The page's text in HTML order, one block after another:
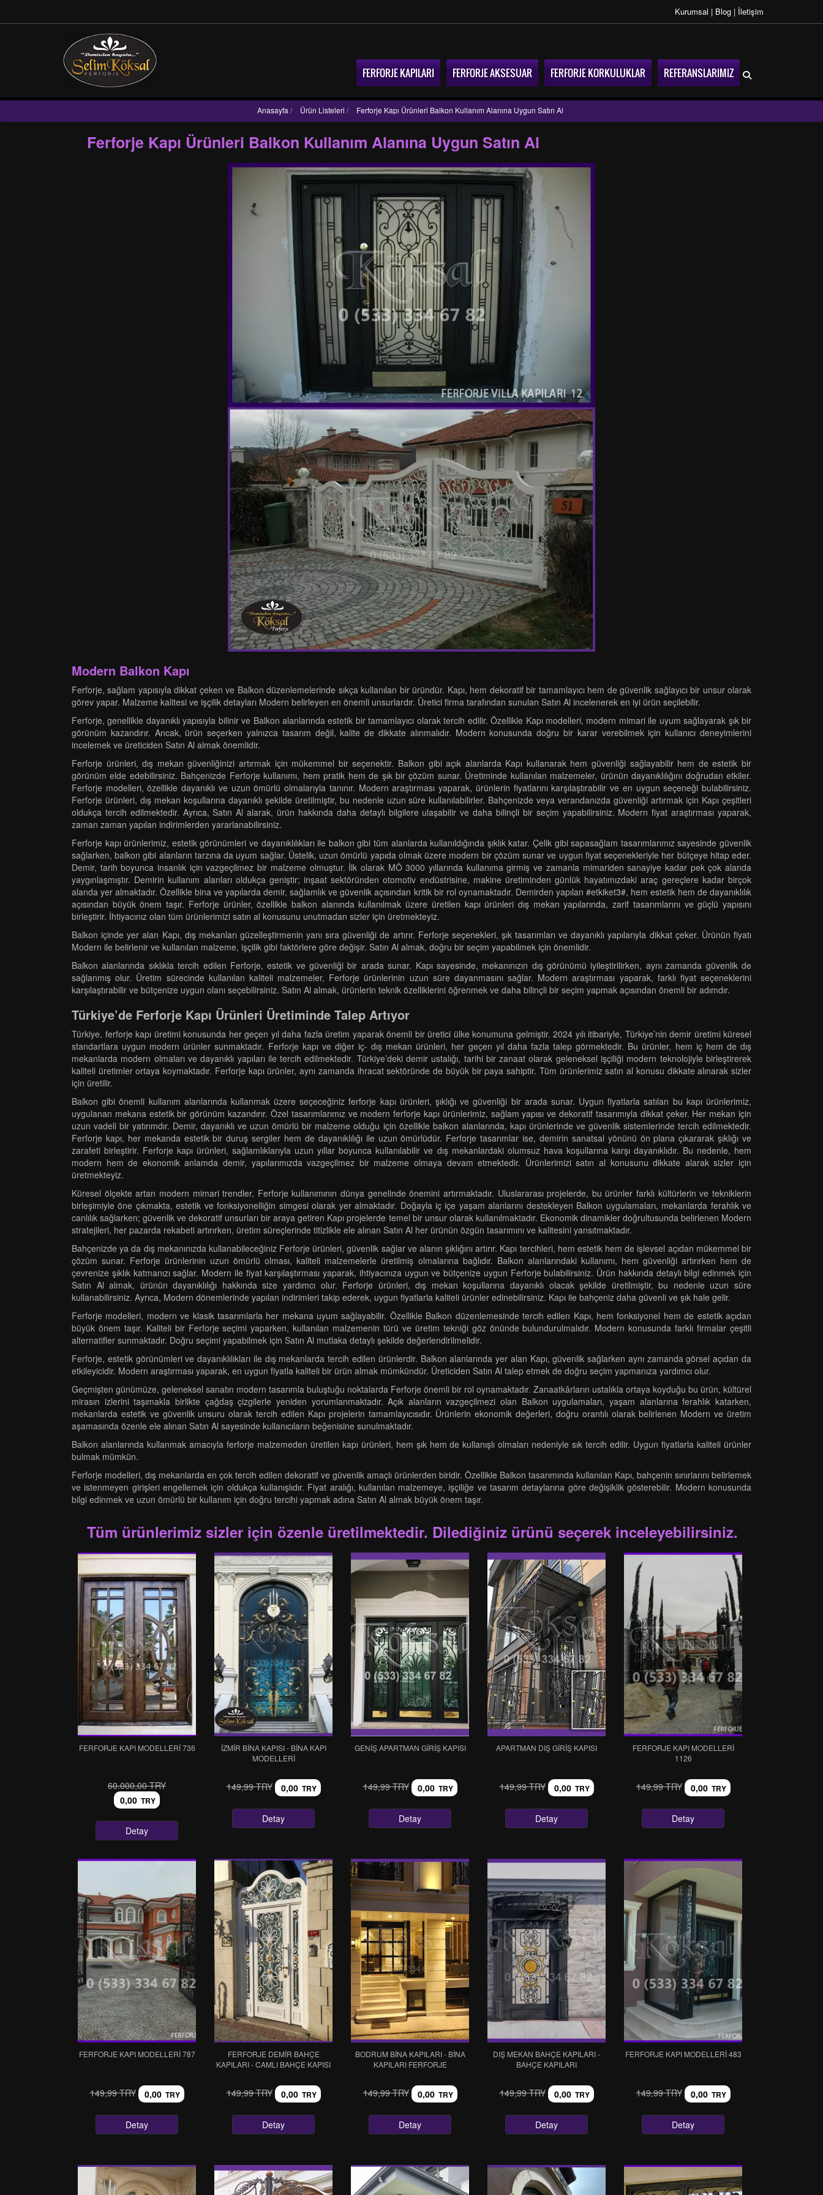
Kurumsal | Blog | İletişim
FERFORJE KAPILARI FERFORJE AKSESUAR FERFORJE KORKULUKLAR REFERANSLARIMIZ
Anasayfa / Ürün Listeleri / Ferforje Kapı Ürünleri Balkon Kullanım Alanına Uygun Satın Al
Ferforje Kapı Ürünleri Balkon Kullanım Alanına Uygun Satın Al
Modern Balkon Kapı
Ferforje, sağlam yapısıyla dikkat çeken ve Balkon düzenlemelerinde sıkça kullanılan bir üründür. Kapı, hem dekoratif bir tamamlayıcı hem de güvenlik sağlayıcı bir unsur olarak
görev yapar. Malzeme kalitesi ve işçilik detayları Modern belirleyen en önemli unsurlardır. Üretici firma tarafından sunulan Satın Al incelenerek en iyi ürün seçilebilir.
Ferforje, genellikle dayanıklı yapısıyla bilinir ve Balkon alanlarında estetik bir tamamlayıcı olarak tercih edilir. Özellikle Kapı modelleri, modern mimari ile uyum sağlayarak şık bir
görünüm kazandırır. Ancak, ürün seçerken yalnızca tasarım değil, kalite de dikkate alınmalıdır. Modern konusunda doğru bir karar verebilmek için kullanıcı deneyimlerini
incelemek ve üreticiden Satın Al almak önemlidir.
Ferforje ürünleri, dış mekan güvenliğinizi artırmak için mükemmel bir seçenektir. Balkon gibi açık alanlarda Kapı kullanarak hem güvenliği sağlayabilir hem de estetik bir
görünüm elde edebilirsiniz. Bahçenizde Ferforje kullanımı, hem pratik hem de şık bir çözüm sunar. Üretiminde kullanılan malzemeler, ürünün dayanıklılığını doğrudan etkiler.
Ferforje modelleri, özellikle dayanıklı ve uzun ömürlü olmalarıyla tanınır. Modern araştırması yaparak, ürünlerin fiyatlarını karşılaştırabilir ve en uygun seçeneği bulabilirsiniz.
Ferforje ürünleri, dış mekan koşullarına dayanıklı şekilde üretilmiştir, bu nedenle uzun süre kullanılabilirler. Bahçenizde veya verandanızda güvenliği artırmak için Kapı çeşitleri
oldukça tercih edilmektedir. Ayrıca, Satın Al alarak, ürün hakkında daha detaylı bilgilere ulaşabilir ve daha bilinçli bir seçim yapabilirsiniz. Modern fiyat araştırması yaparak,
zaman zaman yapılan indirimlerden yararlanabilirsiniz.
Ferforje kapı ürünlerimiz, estetik görünümleri ve dayanıklılıkları ile balkon gibi tüm alanlarda kullanıldığında şıklık katar. Çelik gibi sapasağlam tasarımlarımız sayesinde güvenlik
sağlarken, balkon gibi alanların tarzına da uyum sağlar. Üstelik, uzun ömürlü yapıda olmak üzere modern bir çözüm sunar ve uygun fiyat seçenekleriyle her bütçeye hitap eder.
Demir, tarih boyunca insanlık için vazgeçilmez bir malzeme olmuştur. İlk olarak MÖ 3000 yıllarında kullanıma girmiş ve zamanla mimariden sanayiye kadar pek çok alanda
yaygınlaşmıştır. Demirin kullanım alanları oldukça geniştir; inşaat sektöründen otomotiv endüstrisine, makine üretiminden günlük hayatımızdaki araç gereçlere kadar birçok
alanda yer almaktadır. Özellikle bina ve yapılarda demir, sağlamlık ve güvenlik açısından kritik bir rol oynamaktadır. Demirden yapılan #etkiket3#, hem estetik hem de dayanıklılık
açısından büyük önem taşır. Ferforje ürünler, özellikle balkon alanında kullanılmak üzere üretilen kapı ürünleri dış mekan yapılarında, zarif tasarımlarını ve güçlü yapısını
birleştirir. İhtiyacınız olan tüm ürünlerimizi satın al konusunu unutmadan sizler için üretmekteyiz.
Balkon içinde yer alan Kapı, dış mekanları güzelleştirmenin yanı sıra güvenliği de artırır. Ferforje seçenekleri, şık tasarımları ve dayanıklı yapılarıyla dikkat çeker. Ürünün fiyatı
Modern ile belirlenir ve kullanılan malzeme, işçilik gibi faktörlere göre değişir. Satın Al almak, doğru bir seçim yapabilmek için önemlidir.
Balkon alanlarında sıklıkla tercih edilen Ferforje, estetik ve güvenliği bir arada sunar. Kapı sayesinde, mekanınızın dış görünümü iyileştirilirken, aynı zamanda güvenlik de
sağlanmış olur. Üretim sürecinde kullanılan kaliteli malzemeler, Ferforje ürünlerinin uzun süre dayanmasını sağlar. Modern araştırması yaparak, farklı fiyat seçeneklerini
karşılaştırabilir ve bütçenize uygun olanı seçebilirsiniz. Satın Al almak, ürünlerin teknik özelliklerini öğrenmek ve daha bilinçli bir seçim yapmak açısından önemli bir adımdır.
Türkiye’de Ferforje Kapı Ürünleri Üretiminde Talep Artıyor
Türkiye, ferforje kapı üretimi konusunda her geçen yıl daha fazla üretim yaparak önemli bir üretici ülke konumuna gelmiştir. 2024 yılı itibariyle, Türkiye’nin demir üretimi küresel
standartlara uygun modern ürünler sunmaktadır. Ferforje kapı ve diğer iç- dış mekan ürünleri, her geçen yıl daha fazla talep görmektedir. Bu ürünler, hem iç hem de dış
mekanlarda modern olmaları ve dayanıklı yapıları ile tercih edilmektedir. Türkiye’deki demir ustalığı, tarihi bir zanaat olarak geleneksel işçiliği modern teknolojiyle birleştirerek
kaliteli üretimler ortaya koymaktadır. Ferforje kapı ürünler, aynı zamanda ihracat sektöründe de büyük bir paya sahiptir. Tüm ürünlerimiz satın al konusu dikkate alınarak sizler
için üretilir.
Balkon gibi önemli kullanım alanlarında kullanmak üzere seçeceğiniz ferforje kapı ürünleri, şıklığı ve güvenliği bir arada sunar. Uygun fiyatlarla satılan bu kapı ürünlerimiz,
uygulanan mekana estetik bir görünüm kazandırır. Özel tasarımlarımız ve modern ferforje kapı ürünlerimiz, sağlam yapısı ve dekoratif tasarımıyla dikkat çeker. Her mekan için
uzun vadeli bir yatırımdır. Demir, dayanıklı ve uzun ömürlü bir malzeme olduğu için özellikle balkon alanlarında, kapı ürünlerinde ve güvenlik sistemlerinde tercih edilmektedir.
Ferforje kapı, her mekanda estetik bir duruş sergiler hem de dayanıklılığı ile uzun ömürlüdür. Ferforje tasarımlar ise, demirin sanatsal yönünü ön plana çıkararak şıklığı ve
zarafeti birleştirir. Ferforje kapı ürünleri, sağlamlıklarıyla uzun yıllar boyunca kullanılabilir ve dış mekanlardaki olumsuz hava koşullarına karşı dayanıklıdır. Bu nedenle, hem
modern hem de ekonomik anlamda demir, yapılarımızda vazgeçilmez bir malzeme olmaya devam etmektedir. Ürünlerimizi satın al konusunu dikkate alarak sizler için
üretmekteyiz.
Küresel ölçekte artan modern mimari trendler, Ferforje kullanımının dünya genelinde önemini artırmaktadır. Uluslararası projelerde, bu ürünler farklı kültürlerin ve tekniklerin
birleşimiyle öne çıkmakta, estetik ve fonksiyonelliğin simgesi olarak yer almaktadır. Doğayla iç içe yaşam alanlarını destekleyen Balkon uygulamaları, mekanlarda ferahlık ve
canlılık sağlarken; güvenlik ve dekoratif unsurları bir araya getiren Kapı projelerde temel bir unsur olarak kullanılmaktadır. Ekonomik dinamikler doğrultusunda belirlenen Modern
stratejileri, her pazarda rekabeti artırırken, üretim süreçlerinde titizlikle ele alınan Satın Al her ürünün özgün tasarımını ve kalitesini yansıtmaktadır.
Bahçenizde ya da dış mekanınızda kullanabileceğiniz Ferforje ürünleri, güvenlik sağlar ve alanın şıklığını artırır. Kapı tercihleri, hem estetik hem de işlevsel açıdan mükemmel bir
çözüm sunar. Ferforje ürünlerinin uzun ömürlü olması, kaliteli malzemelerle üretilmiş olmalarına bağlıdır. Balkon alanlarındaki kullanımı, hem güvenliği artırırken hem de
çevrenize şıklık katmanızı sağlar. Modern ile fiyat karşılaştırması yaparak, ihtiyacınıza uygun ve bütçenize uygun Ferforje bulabilirsiniz. Ürün hakkında detaylı bilgi edinmek için
Satın Al almak, ürünün dayanıklılığı hakkında size yardımcı olur. Ferforje ürünleri, dış mekan koşullarına dayanıklı olacak şekilde üretilmiştir, bu nedenle uzun süre
kullanabilirsiniz. Ayrıca, Modern dönemlerinde yapılan indirimleri takip ederek, uygun fiyatlarla kaliteli ürünler edinebilirsiniz. Kapı ile bahçeniz daha güvenli ve şık hale gelir.
Ferforje modelleri, modern ve klasik tasarımlarla her mekana uyum sağlayabilir. Özellikle Balkon düzenlemesinde tercih edilen Kapı, hem fonksiyonel hem de estetik açıdan
büyük önem taşır. Kaliteli bir Ferforje seçimi yaparken, kullanılan malzemenin türü ve üretim tekniği göz önünde bulundurulmalıdır. Modern konusunda farklı firmalar çeşitli
alternatifler sunmaktadır. Doğru seçimi yapabilmek için Satın Al mutlaka detaylı şekilde değerlendirilmelidir.
Ferforje, estetik görünümleri ve dayanıklılıkları ile dış mekanlarda tercih edilen ürünlerdir. Balkon alanlarında yer alan Kapı, güvenlik sağlarken aynı zamanda görsel açıdan da
etkileyicidir. Modern araştırması yaparak, en uygun fiyatla kaliteli bir ürün almak mümkündür. Üreticiden Satın Al talep etmek de doğru seçim yapmanıza yardımcı olur.
Geçmişten günümüze, geleneksel sanatın modern tasarımla buluştuğu noktalarda Ferforje önemli bir rol oynamaktadır. Zanaatkârların ustalıkla ortaya koyduğu bu ürün, kültürel
mirasın izlerini taşımakla birlikte çağdaş çizgilerle yeniden yorumlanmaktadır. Açık alanların vazgeçilmezi olan Balkon uygulamaları, yaşam alanlarına ferahlık katarken,
mekanlarda estetik ve güvenlik unsuru olarak tercih edilen Kapı projelerin tamamlayıcısıdır. Ürünlerin ekonomik değerleri, doğru orantılı olarak belirlenen Modern ve üretim
aşamasında özenle ele alınan Satın Al sayesinde kullanıcıların beğenisine sunulmaktadır.
Balkon alanlarında kullanmak amacıyla ferforje malzemeden üretilen kapı ürünleri, hem şık hem de kullanışlı olmaları nedeniyle sık tercih edilir. Uygun fiyatlarla kaliteli ürünler
bulmak mümkün.
Ferforje modelleri, dış mekanlarda en çok tercih edilen dekoratif ve güvenlik amaçlı ürünlerden biridir. Özellikle Balkon tasarımında kullanılan Kapı, bahçenin sınırlarını belirlemek
ve istenmeyen girişleri engellemek için oldukça kullanışlıdır. Fiyat aralığı, kullanılan malzemeye, işçiliğe ve tasarım detaylarına göre değişiklik gösterebilir. Modern konusunda
bilgi edinmek ve uzun ömürlü bir kullanım için doğru tercihi yapmak adına Satın Al almak büyük önem taşır.
Tüm ürünlerimiz sizler için özenle üretilmektedir. Dilediğiniz ürünü seçerek inceleyebilirsiniz.
FERFORJE KAPI MODELLERI 736
60.000,00 TRY
0,00 TRY
Detay
İZMİR BİNA KAPISI - BİNA KAPI
MODELLERİ
149,99 TRY 0,00 TRY
Detay
GENIŞ APARTMAN GIRIŞ KAPISI
149,99 TRY 0,00 TRY
Detay
APARTMAN DIŞ GIRIŞ KAPISI
149,99 TRY 0,00 TRY
Detay
FERFORJE KAPI MODELLERI
1126
149,99 TRY 0,00 TRY
Detay
FERFORJE KAPI MODELLERI 787
149,99 TRY 0,00 TRY
Detay
FERFORJE DEMİR BAHÇE
KAPILARI - CAMLI BAHÇE KAPISI
149,99 TRY 0,00 TRY
Detay
BODRUM BİNA KAPILARI - BİNA
KAPILARI FERFORJE
149,99 TRY 0,00 TRY
Detay
DIŞ MEKAN BAHÇE KAPILARI -
BAHÇE KAPILARI
149,99 TRY 0,00 TRY
Detay
FERFORJE KAPI MODELLERI 483
149,99 TRY 0,00 TRY
Detay